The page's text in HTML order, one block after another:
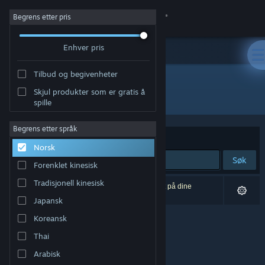
Logg inn
Om
Kundestøtte
Bytt språk
Skaff deg Steam-appen på mobil
Vis skrivebordsversjon
Begrens etter pris
Enhver pris
Tilbud og begivenheter
Skjul produkter som er gratis å
spille
Begrens etter språk
Norsk
Forenklet kinesisk
Tradisjonell kinesisk
Japansk
Koreansk
Thai
Arabisk
Utvikler: Sarper Şoher
Sorter etter Relevans
Søk
0 treff på søket. 1 produkt er blitt utelukket basert på dine
innstillinger.